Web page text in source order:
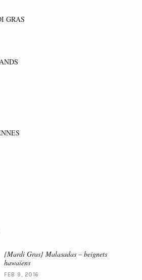
GRAS
{Mardi Gras} Malasadas – beignets
hawaïens
FEB 9, 2016